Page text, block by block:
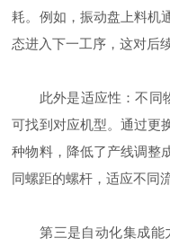
耗。例如，振动盘上料机
态进入下一工序，这对后
此外是适应性：不同物
可找到对应机型。通过更
种物料，降低了产线调整
同螺距的螺杆，适应不同
第三是自动化集成能